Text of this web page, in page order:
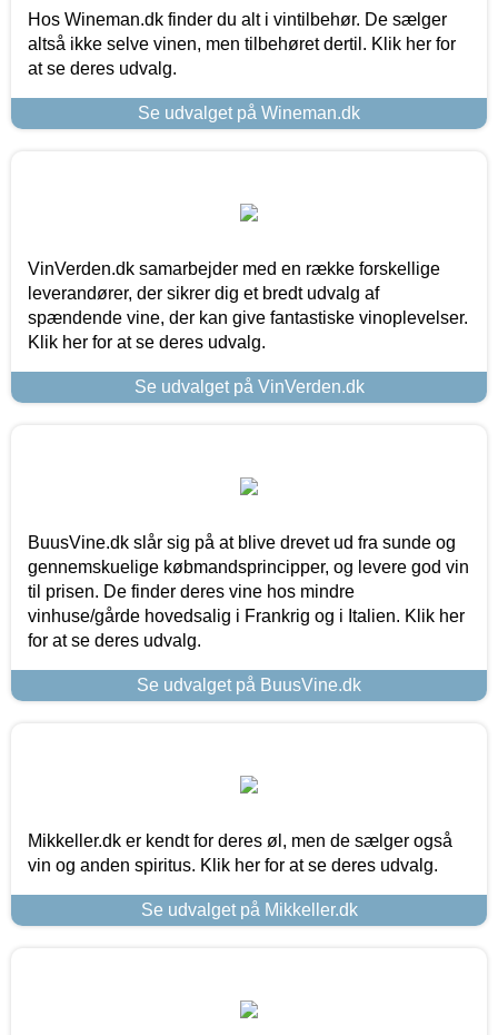
Hos Wineman.dk finder du alt i vintilbehør. De sælger
altså ikke selve vinen, men tilbehøret dertil. Klik her for
at se deres udvalg.
Se udvalget på Wineman.dk
VinVerden.dk samarbejder med en række forskellige
leverandører, der sikrer dig et bredt udvalg af
spændende vine, der kan give fantastiske vinoplevelser.
Klik her for at se deres udvalg.
Se udvalget på VinVerden.dk
BuusVine.dk slår sig på at blive drevet ud fra sunde og
gennemskuelige købmandsprincipper, og levere god vin
til prisen. De finder deres vine hos mindre
vinhuse/gårde hovedsalig i Frankrig og i Italien. Klik her
for at se deres udvalg.
Se udvalget på BuusVine.dk
Mikkeller.dk er kendt for deres øl, men de sælger også
vin og anden spiritus. Klik her for at se deres udvalg.
Se udvalget på Mikkeller.dk